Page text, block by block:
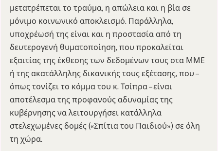
μετατρέπεται το τραύμα, η απώλεια και η βία σε
μόνιμο κοινωνικό αποκλεισμό. Παράλληλα,
υποχρέωσή της είναι και η προστασία από τη
δευτερογενή θυματοποίηση, που προκαλείται
εξαιτίας της έκθεσης των δεδομένων τους στα ΜΜΕ
ή της ακατάλληλης δικανικής τους εξέτασης, που –
όπως τονίζει το κόμμα του κ. Τσίπρα – είναι
αποτέλεσμα της προφανούς αδυναμίας της
κυβέρνησης να λειτουργήσει κατάλληλα
στελεχωμένες δομές («Σπίτια του Παιδιού») σε όλη
τη χώρα.